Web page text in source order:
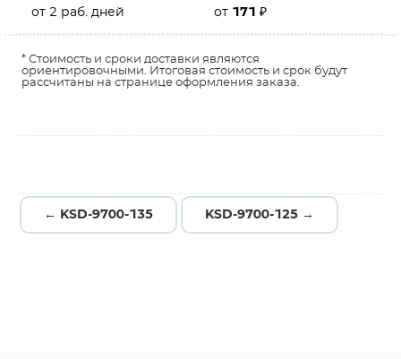
от 2 раб. дней от 171 ₽
* Стоимость и сроки доставки являются
ориентировочными. Итоговая стоимость и срок будут
рассчитаны на странице оформления заказа.
← KSD-9700-135 KSD-9700-125 →